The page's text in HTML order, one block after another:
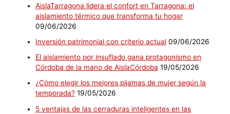
AislaTarragona lidera el confort en Tarragona: el
aislamiento térmico que transforma tu hogar
09/06/2026
Inversión patrimonial con criterio actual 09/06/2026
El aislamiento por insuflado gana protagonismo en
Córdoba de la mano de AislaCórdoba 19/05/2026
¿Cómo elegir los mejores pijamas de mujer según la
temporada? 19/05/2026
5 ventajas de las cerraduras inteligentes en las